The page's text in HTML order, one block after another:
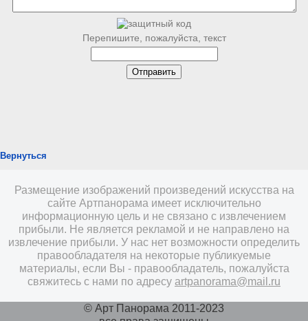
Перепишите, пожалуйста, текст
Вернуться
Размещение изображений произведений искусства на
сайте Артпанорама имеет исключительно
информационную цель и не связано с извлечением
прибыли. Не является рекламой и не направлено на
извлечение прибыли. У нас нет возможности определить
правообладателя на некоторые публикуемые
материалы, если Вы - правообладатель, пожалуйста
свяжитесь с нами по адресу artpanorama@mail.ru
© Арт Панорама 2011-2023